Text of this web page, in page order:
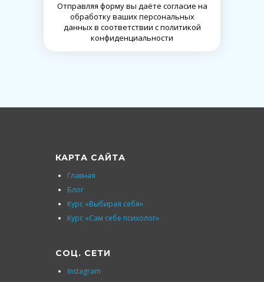
Отправляя форму вы даёте согласие на
обработку ваших персональных
данных в соответствии с политикой
конфиденциальности
КАРТА САЙТА
Главная
Блог
Курс «Выбирая себя»
Курс «Сам себе психолог»
СОЦ. СЕТИ
Instagram